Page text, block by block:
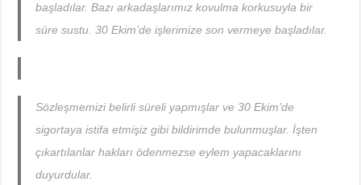
başladılar. Bazı arkadaşlarımız kovulma korkusuyla bir
süre sustu. 30 Ekim’de işlerimize son vermeye başladılar.
Sözleşmemizi belirli süreli yapmışlar ve 30 Ekim’de
sigortaya istifa etmişiz gibi bildirimde bulunmuşlar. İşten
çıkartılanlar hakları ödenmezse eylem yapacaklarını
duyurdular.